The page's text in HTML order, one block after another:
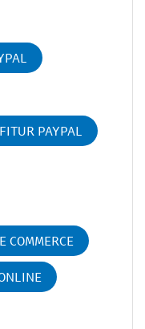
FITUR PAYPAL
E COMMERCE